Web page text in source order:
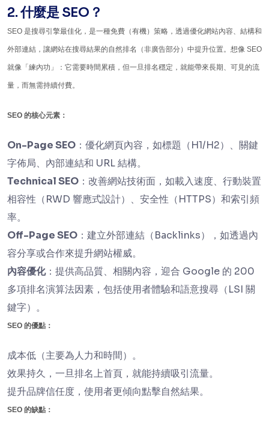
2. 什麼是 SEO？
SEO 是搜尋引擎最佳化，是一種免費（有機）策略，透過優化網站內容、結構和
外部連結，讓網站在搜尋結果的自然排名（非廣告部分）中提升位置。想像 SEO
就像「練內功」：它需要時間累積，但一旦排名穩定，就能帶來長期、可見的流
量，而無需持續付費。
SEO 的核心元素：
On-Page SEO ：優化網頁內容，如標題（H1/H2）、關鍵
字佈局、內部連結和 URL 結構。
Technical SEO ：改善網站技術面，如載入速度、行動裝置
相容性（RWD 響應式設計）、安全性（HTTPS）和索引頻
率。
Off-Page SEO ：建立外部連結（Backlinks），如透過內
容分享或合作來提升網站權威。
內容優化：提供高品質、相關內容，迎合 Google 的 200
多項排名演算法因素，包括使用者體驗和語意搜尋（LSI 關
鍵字）。
SEO 的優點：
成本低（主要為人力和時間）。
效果持久，一旦排名上首頁，就能持續吸引流量。
提升品牌信任度，使用者更傾向點擊自然結果。
SEO 的缺點：